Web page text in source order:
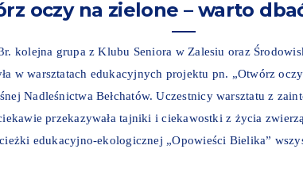
oczy na zielone – warto
kolejna grupa z Klubu Seniora w Zalesiu oraz
w warsztatach edukacyjnych projektu pn. „Otwórz
Nadleśnictwa Bełchatów. Uczestnicy warsztatu z
przekazywała tajniki i ciekawostki z życia
edukacyjno-ekologicznej „Opowieści Bielika”